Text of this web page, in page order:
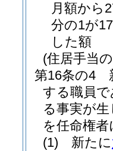
月額から
分の1が
した額
(住居手当
第16条の4
する職員
る事実が
を任命権
(1)
新たに